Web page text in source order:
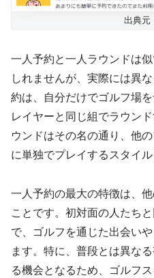
出典元
一人予約と一人ラウンドは
しれませんが、実際には異
約は、自分だけでゴルフ場
レイヤーと同じ組でラウン
ウンドはその名の通り、他
に単独でプレイするスタイル
一人予約の最大の特徴は、
ことです。初対面の人たち
で、ゴルフを通じた出会い
ます。特に、普段とは異な
る機会となるため、ゴルフ